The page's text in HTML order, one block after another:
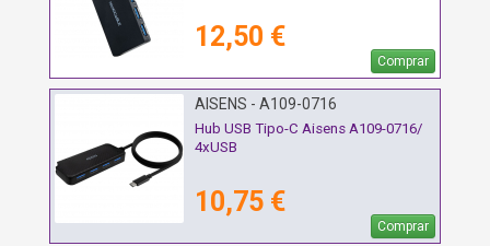
12,50 €
Comprar
AISENS - A109-0716
Hub USB Tipo-C Aisens A109-0716/
4xUSB
10,75 €
Comprar